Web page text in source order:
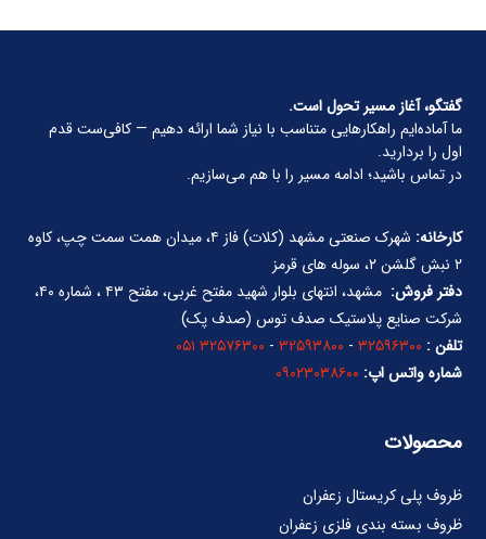
گفتگو، آغاز مسیر تحول است.
ما آماده‌ایم راهکارهایی متناسب با نیاز شما ارائه دهیم — کافی‌ست قدم
اول را بردارید.
در تماس باشید؛ ادامه مسیر را با هم می‌سازیم.
کارخانه:
شهرک صنعتی مشهد (کلات) فاز ۴، میدان همت سمت چپ، کاوه
۲ نبش گلشن ۲، سوله های قرمز
دفتر فروش:
مشهد، انتهای بلوار شهید مفتح غربی، مفتح ۴۳ ، شماره ۴۰،
شرکت صنایع پلاستیک صدف توس (صدف پک)
تلفن : ۳۲۵۹۶۳۰۰ - ۳۲۵۹۳۸۰۰ - ۳۲۵۷۶۳۰۰ ۰۵۱
شماره واتس اپ: ۰۹۰۲۳۰۳۸۶۰۰
محصولات
ظروف پلی کریستال زعفران
ظروف بسته بندی فلزی زعفران